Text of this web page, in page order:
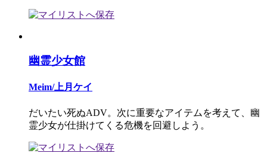
幽霊少女館
Meim/上月ケイ
だいたい死ぬADV。次に重要なアイテムを考えて、幽
霊少女が仕掛けてくる危機を回避しよう。